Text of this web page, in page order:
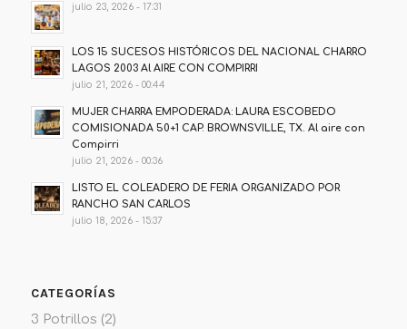
julio 23, 2026 - 17:31
LOS 15 SUCESOS HISTÓRICOS DEL NACIONAL CHARRO
LAGOS 2003 Al AIRE CON COMPIRRI
julio 21, 2026 - 00:44
MUJER CHARRA EMPODERADA: LAURA ESCOBEDO
COMISIONADA 50+1 CAP. BROWNSVILLE, TX. Al aire con
Compirri
julio 21, 2026 - 00:36
LISTO EL COLEADERO DE FERIA ORGANIZADO POR
RANCHO SAN CARLOS
julio 18, 2026 - 15:37
CATEGORÍAS
3 Potrillos (2)